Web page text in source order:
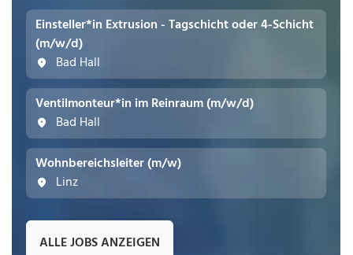
Einsteller*in Extrusion - Tagschicht oder 4-Schicht
(m/w/d)
Bad Hall
Ventilmonteur*in im Reinraum (m/w/d)
Bad Hall
Wohnbereichsleiter (m/w)
Linz
ALLE JOBS ANZEIGEN